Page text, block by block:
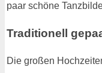
paar schöne
Traditionell
Die großen